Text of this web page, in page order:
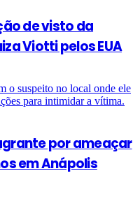
de visto da
Viotti pelos EUA
por ameaçar
em Anápolis